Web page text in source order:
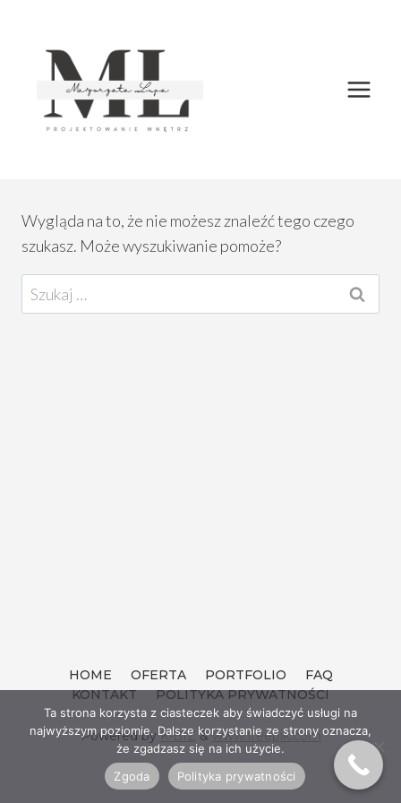
Wygląda na to, że nie możesz znaleźć tego czego
szukasz. Może wyszukiwanie pomoże?
Szukaj:
HOME OFERTA PORTFOLIO
FAQ
KONTAKT
POLITYKA PRYWATNOŚCI
Powered byK•BIZ &www.freepik.com
Ta strona korzysta z ciasteczek aby świadczyć usługi na
najwyższym poziomie. Dalsze korzystanie ze strony oznacza,
że zgadzasz się na ich użycie.
Zgoda
Polityka prywatności